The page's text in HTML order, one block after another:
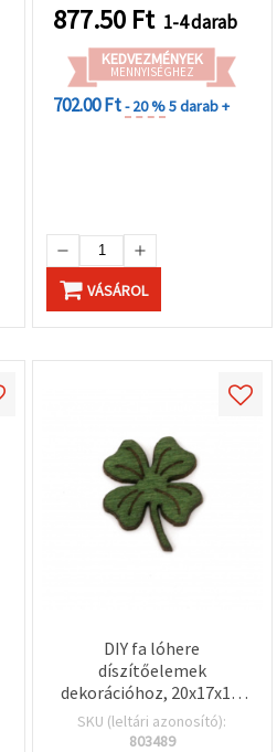
877.50 Ft 1-4 darab
KEDVEZMÉNYEK
MENNYISÉGHEZ
702.00 Ft- 20 %5 darab +
VÁSÁROL
DIY fa lóhere
díszítőelemek
dekorációhoz, 20x17x1,5
mm – 10 db
SKU (leltári azonosító):
803489